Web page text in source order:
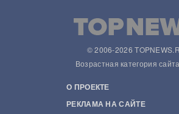
© 2006-2026
Возрастная категория
О ПРОЕКТЕ
РЕКЛАМА НА САЙТЕ